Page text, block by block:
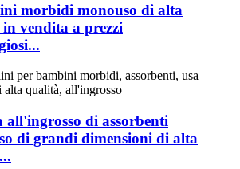
morbidi monouso di alta
vendita a prezzi
all'ingrosso di assorbenti
di grandi dimensioni di alta